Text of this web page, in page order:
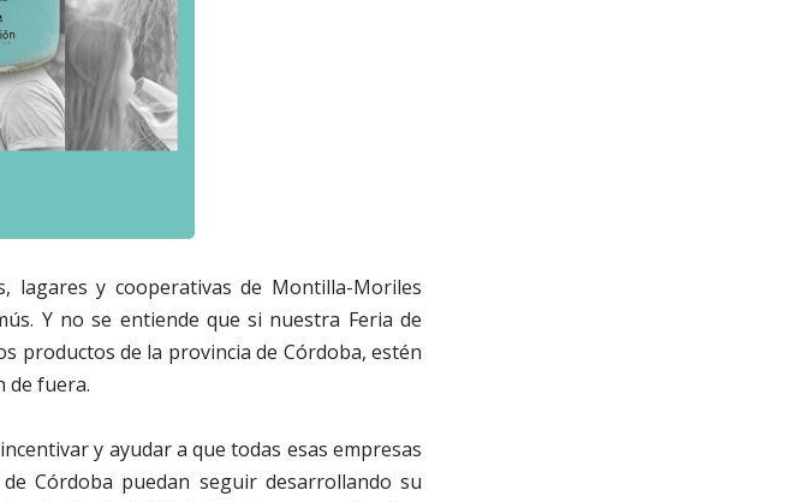
lagares y cooperativas de Montilla-Moriles
Y no se entiende que si nuestra Feria de
productos de la provincia de Córdoba, estén
de fuera.
y ayudar a que todas esas empresas
Córdoba puedan seguir desarrollando su